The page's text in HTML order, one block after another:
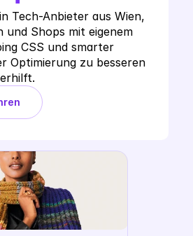
Tech-Anbieter aus Wien,
und Shops mit eigenem
CSS und smarter
Optimierung zu besseren